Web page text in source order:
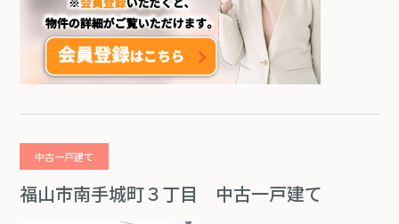
中古一戸建て
福山市南手城町３丁目 中古一戸建て